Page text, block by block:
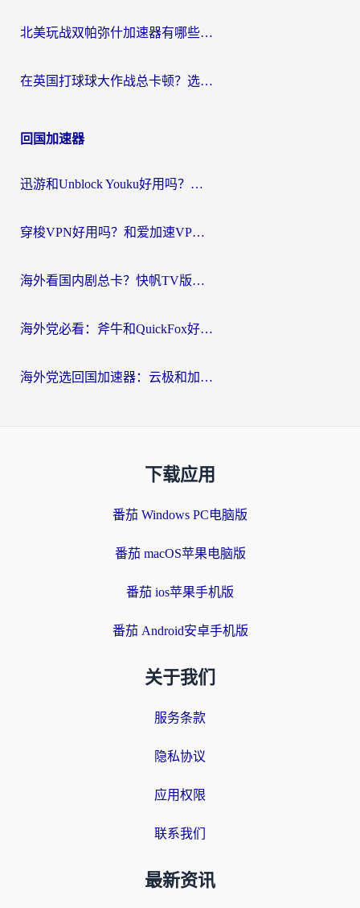
北美玩战双帕弥什加速器有哪些？海外党亲测好用的国服加速指南
在英国打球球大作战总卡顿？选对加速器让你告别延迟（附实测攻略）
回国加速器
迅游和Unblock Youku好用吗？海外党亲测：3个维度教你选对回国加速器
穿梭VPN好用吗？和爱加速VPN对比哪个回国效果更好？海外党必看的实用指南
海外看国内剧总卡？快帆TV版VPN好用吗？和海牛VPN对比哪个回国效果更好？
海外党必看：斧牛和QuickFox好用吗？3步选对回国加速器，无缝刷国内剧玩游戏
海外党选回国加速器：云极和加速喵哪个好？附3款热门工具实测对比
下载应用
番茄 Windows PC电脑版
番茄 macOS苹果电脑版
番茄 ios苹果手机版
番茄 Android安卓手机版
关于我们
服务条款
隐私协议
应用权限
联系我们
最新资讯